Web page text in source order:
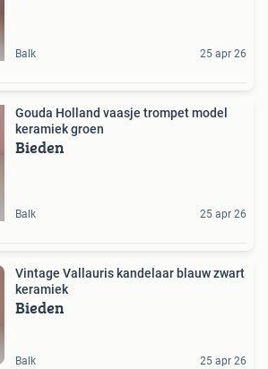
Balk 25 apr 26
Gouda Holland vaasje trompet model
keramiek groen
Bieden
Balk 25 apr 26
Vintage Vallauris kandelaar blauw zwart
keramiek
Bieden
Balk 25 apr 26